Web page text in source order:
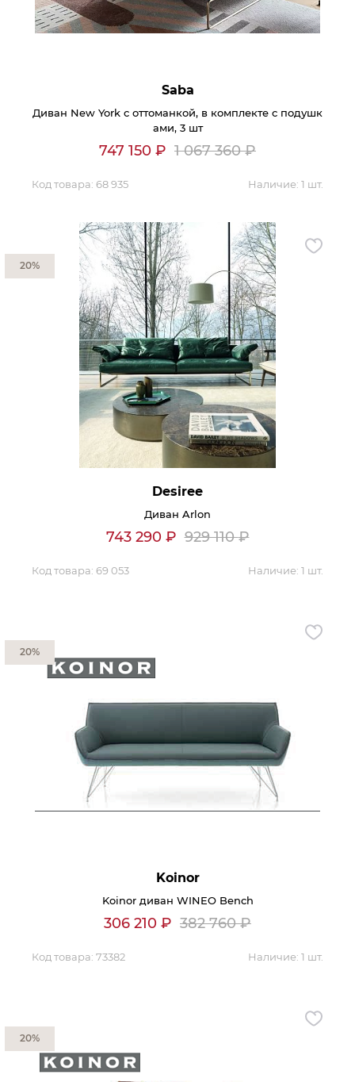
Saba
Диван New York с оттоманкой, в комплекте с подушк
ами, 3 шт
747 150 ₽ 1 067 360₽
Код товара: 68 935 Наличие: 1 шт.
Desiree
Диван Arlon
743 290 ₽ 929 110₽
Код товара: 69 053 Наличие: 1 шт.
20%
Koinor
Koinor диван WINEO Bench
306 210 ₽ 382 760₽
Код товара: 73382 Наличие: 1 шт.
20%
20%